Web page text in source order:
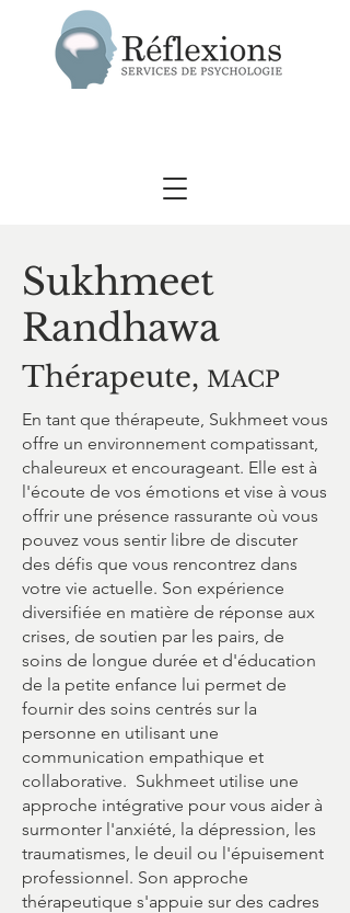
Sukhmeet
Randhawa
Thérapeute, MACP
En tant que thérapeute, Sukhmeet vous
offre un environnement compatissant,
chaleureux et encourageant. Elle est à
l'écoute de vos émotions et vise à vous
offrir une présence rassurante où vous
pouvez vous sentir libre de discuter
des défis que vous rencontrez dans
votre vie actuelle. Son expérience
diversifiée en matière de réponse aux
crises, de soutien par les pairs, de
soins de longue durée et d'éducation
de la petite enfance lui permet de
fournir des soins centrés sur la
personne en utilisant une
communication empathique et
collaborative. Sukhmeet utilise une
approche intégrative pour vous aider à
surmonter l'anxiété, la dépression, les
traumatismes, le deuil ou l'épuisement
professionnel. Son approche
thérapeutique s'appuie sur des cadres